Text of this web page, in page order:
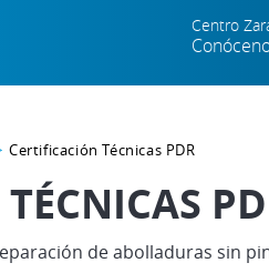
Centro
Política
Certificación Técnicas PDR
de abolladuras sin